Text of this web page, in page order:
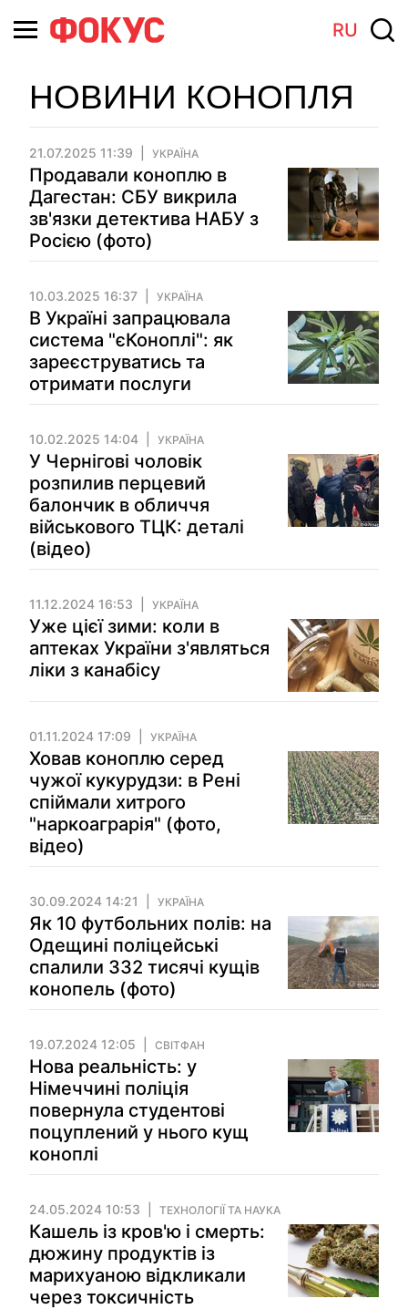
RU
НОВИНИ КОНОПЛЯ
21.07.2025 11:39 УКРАЇНА
Продавали коноплю в
Дагестан: СБУ викрила
зв'язки детектива НАБУ з
Росією (фото)
10.03.2025 16:37 УКРАЇНА
В Україні запрацювала
система "єКоноплі": як
зареєструватись та
отримати послуги
10.02.2025 14:04 УКРАЇНА
У Чернігові чоловік
розпилив перцевий
балончик в обличчя
військового ТЦК: деталі
(відео)
11.12.2024 16:53 УКРАЇНА
Уже цієї зими: коли в
аптеках України з'являться
ліки з канабісу
01.11.2024 17:09 УКРАЇНА
Ховав коноплю серед
чужої кукурудзи: в Рені
спіймали хитрого
"наркоаграрія" (фото,
відео)
30.09.2024 14:21 УКРАЇНА
Як 10 футбольних полів: на
Одещині поліцейські
спалили 332 тисячі кущів
конопель (фото)
19.07.2024 12:05 СВІТФАН
Нова реальність: у
Німеччині поліція
повернула студентові
поцуплений у нього кущ
коноплі
24.05.2024 10:53 ТЕХНОЛОГІЇ ТА НАУКА
Кашель із кров'ю і смерть:
дюжину продуктів із
марихуаною відкликали
через токсичність